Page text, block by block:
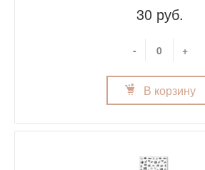
30 руб.
- +
В корзину